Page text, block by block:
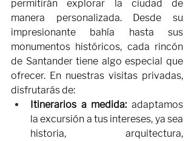
permitirán explorar la ciudad de
manera personalizada. Desde su
impresionante bahía hasta sus
monumentos históricos, cada rincón
de Santander tiene algo especial que
ofrecer. En nuestras visitas privadas,
disfrutarás de:
Itinerarios a medida: adaptamos
la excursión a tus intereses, ya sea
historia, arquitectura,